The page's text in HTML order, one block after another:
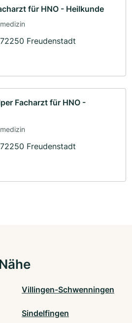
für HNO - Heilkunde
Freudenstadt
Facharzt für HNO -
Freudenstadt
Villingen-Schwenningen
Sindelfingen